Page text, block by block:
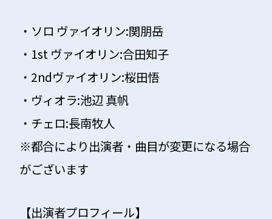
・ ソロ ヴァイオリン:関朋岳
・1st ヴァイオリン:合田知子
・2ndヴァイオリン:桜田悟
・ヴィオラ:池辺 真帆
・チェロ:長南牧人
※都合により出演者・曲目が変更になる場合
がございます
【出演者プロフィール】